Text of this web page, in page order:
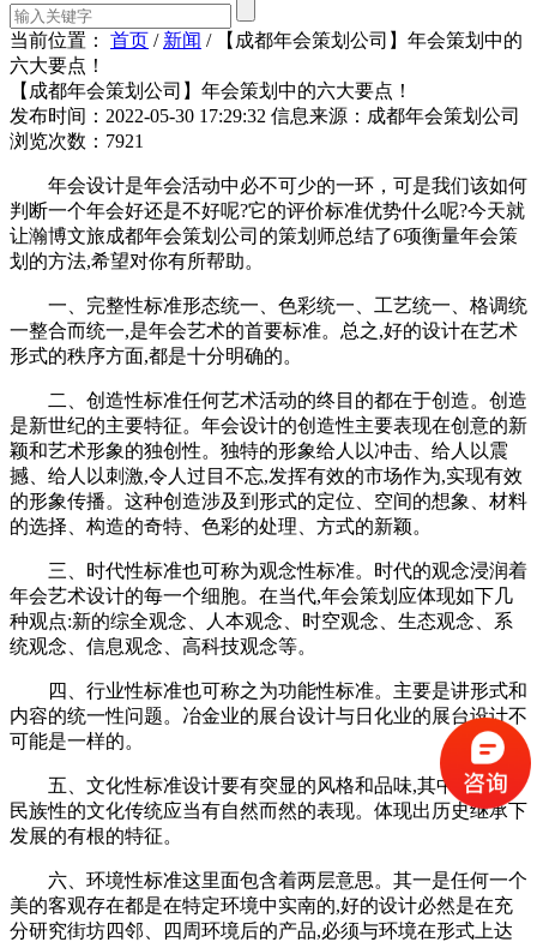
当前位置： 首页 / 新闻 /
【成都年会策划公司】年会策划中的
六大要点！
【成都年会策划公司】年会策划中的六大要点！
发布时间：2022-05-30 17:29:32 信息来源：成都年会策划公司
浏览次数：7921
年会设计是年会活动中必不可少的一环，可是我们该如何
判断一个年会好还是不好呢?它的评价标准优势什么呢?今天就
让瀚博文旅成都年会策划公司的策划师总结了6项衡量年会策
划的方法,希望对你有所帮助。
一、完整性标准形态统一、色彩统一、工艺统一、格调统
一整合而统一,是年会艺术的首要标准。总之,好的设计在艺术
形式的秩序方面,都是十分明确的。
二、创造性标准任何艺术活动的终目的都在于创造。创造
是新世纪的主要特征。年会设计的创造性主要表现在创意的新
颖和艺术形象的独创性。独特的形象给人以冲击、给人以震
撼、给人以刺激,令人过目不忘,发挥有效的市场作为,实现有效
的形象传播。这种创造涉及到形式的定位、空间的想象、材料
的选择、构造的奇特、色彩的处理、方式的新颖。
三、时代性标准也可称为观念性标准。时代的观念浸润着
年会艺术设计的每一个细胞。在当代,年会策划应体现如下几
种观点:新的综全观念、人本观念、时空观念、生态观念、系
统观念、信息观念、高科技观念等。
四、行业性标准也可称之为功能性标准。主要是讲形式和
内容的统一性问题。冶金业的展台设计与日化业的展台设计不
可能是一样的。
五、文化性标准设计要有突显的风格和品味,其中地域和
民族性的文化传统应当有自然而然的表现。体现出历史继承下
发展的有根的特征。
六、环境性标准这里面包含着两层意思。其一是任何一个
美的客观存在都是在特定环境中实南的,好的设计必然是在充
分研究街坊四邻、四周环境后的产品,必须与环境在形式上达